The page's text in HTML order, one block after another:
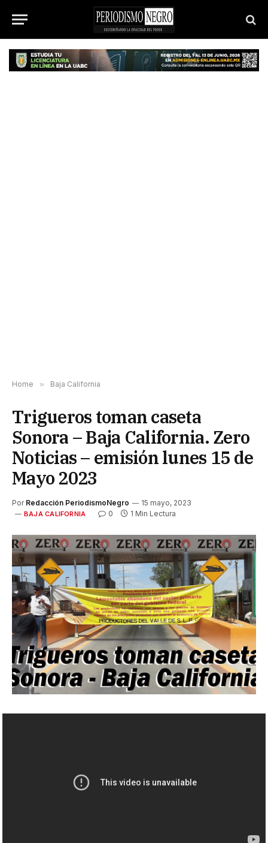
Home » Baja California
Trigueros toman caseta
Sonora – Baja California. Zero
Noticias – emisión lunes 15 de
Mayo 2023
Por Redacción PeriodismoNegro 15 mayo, 2023
BAJA CALIFORNIA 0 1 Min Lectura